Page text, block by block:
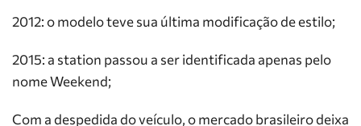
2012: o modelo teve sua última modificação de estilo;
2015: a station passou a ser identificada apenas pelo
nome Weekend;
Com a despedida do veículo, o mercado brasileiro deixa